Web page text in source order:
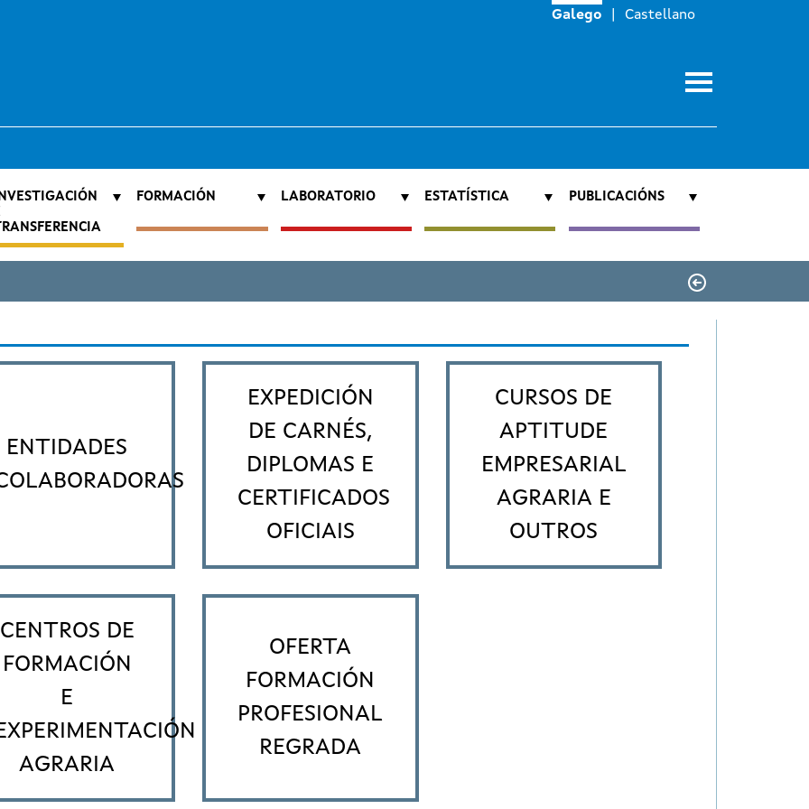
Galego Castellano
FORMACIÓN LABORATORIO ESTATÍSTICA PUBLICACIÓNS
ENTIDADES
EXPEDICIÓN
DE CARNÉS,
DIPLOMAS E
CERTIFICADOS
OFICIAIS
CURSOS DE
APTITUDE
EMPRESARIAL
AGRARIA E
OUTROS
CENTROS DE
FORMACIÓN
E
AGRARIA
OFERTA
FORMACIÓN
PROFESIONAL
REGRADA